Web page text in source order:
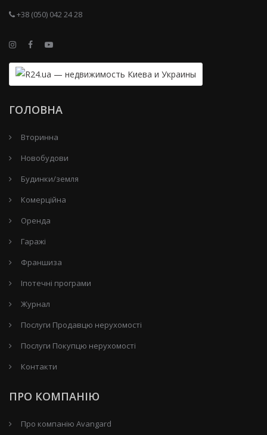
+38 (050) 042 24 28
ГОЛОВНА
Вторинна
Новобудови
Будинки/земля
Комерційна
Оренда
Гаражі
Франшиза
Іпотечні програми
Журнал
Послуги Продавцю нерухомості
Послуги Покупцю нерухомості
Контакти
ПРО КОМПАНІЮ
Про компанію Avangard